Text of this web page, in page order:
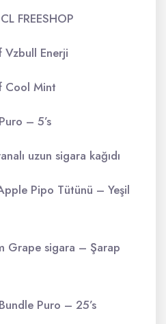
FREESHOP
Enerji
Cool Mint
– 5’s
uzun sigara kağıdı
Pipo Tütünü – Yeşil
Grape sigara – Şarap
Puro – 25’s